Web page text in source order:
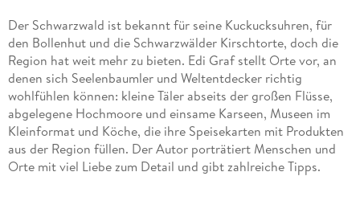
Der Schwarzwald ist bekannt für seine Kuckucksuhren, für
den Bollenhut und die Schwarzwälder Kirschtorte, doch die
Region hat weit mehr zu bieten. Edi Graf stellt Orte vor, an
denen sich Seelenbaumler und Weltentdecker richtig
wohlfühlen können: kleine Täler abseits der großen Flüsse,
abgelegene Hochmoore und einsame Karseen, Museen im
Kleinformat und Köche, die ihre Speisekarten mit Produkten
aus der Region füllen. Der Autor porträtiert Menschen und
Orte mit viel Liebe zum Detail und gibt zahlreiche Tipps.